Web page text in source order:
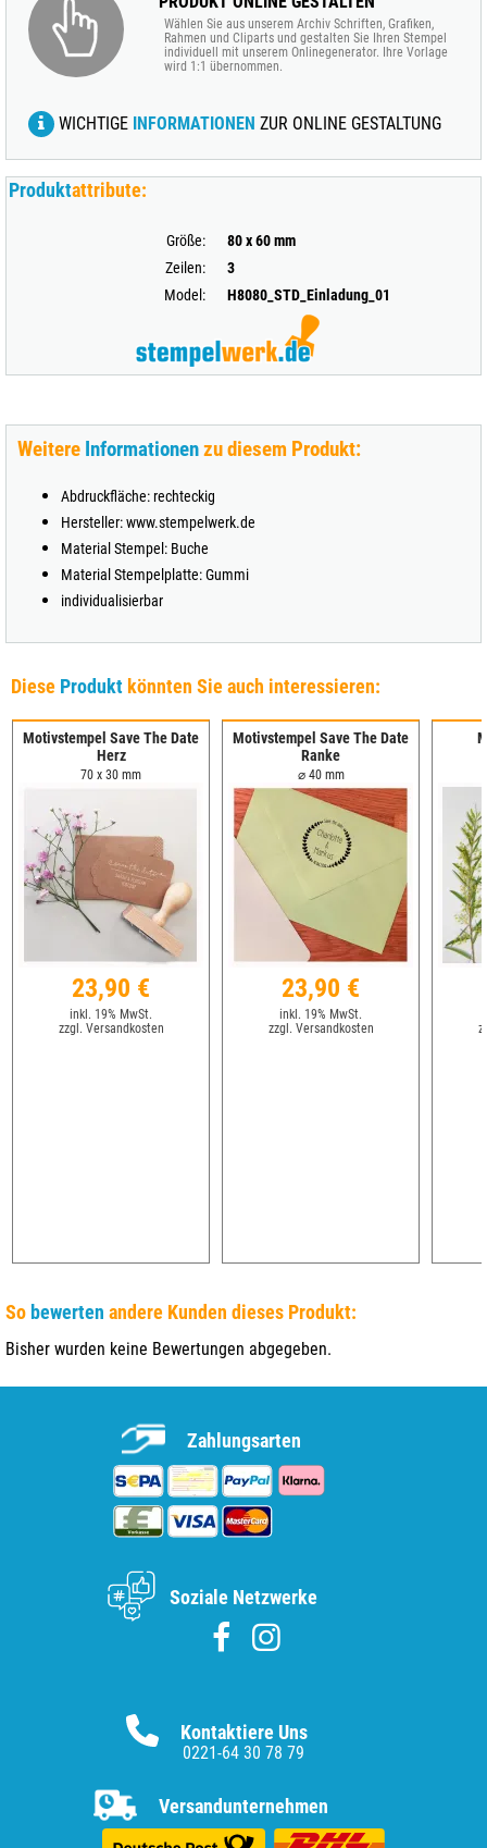
Wählen Sie aus unserem Archiv Schriften, Grafiken,
Rahmen und Cliparts und gestalten Sie Ihren Stempel
individuell mit unserem Onlinegenerator. Ihre Vorlage
wird 1:1 übernommen.
WICHTIGE INFORMATIONEN ZUR ONLINE GESTALTUNG
Produktattribute:
Größe:
80 x 60 mm
Zeilen:
3
Model:
H8080_STD_Einladung_01
Weitere Informationenzu diesem Produkt:
Abdruckfläche: rechteckig
Hersteller: www.stempelwerk.de
Material Stempel: Buche
Material Stempelplatte: Gummi
individualisierbar
Diese Produkt könnten Sie auch interessieren:
Motivstempel Save The Date
Herz
70 x 30 mm
23,90 €
inkl. 19% MwSt.
zzgl. Versandkosten
Motivstempel Save The Date
Ranke
⌀ 40 mm
23,90 €
inkl. 19% MwSt.
zzgl. Versandkosten
So bewerten andere Kunden dieses Produkt:
Bisher wurden keine Bewertungen abgegeben.
Kontaktiere Uns
0221-64 30 78 79
Versandunternehmen
Zahlungsarten
Soziale Netzwerke